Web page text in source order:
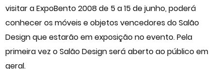
visitar a ExpoBento 2008 de 5 a 15 de junho, poderá
conhecer os móveis e objetos vencedores do Salão
Design que estarão em exposição no evento. Pela
primeira vez o Salão Design será aberto ao público em
geral.